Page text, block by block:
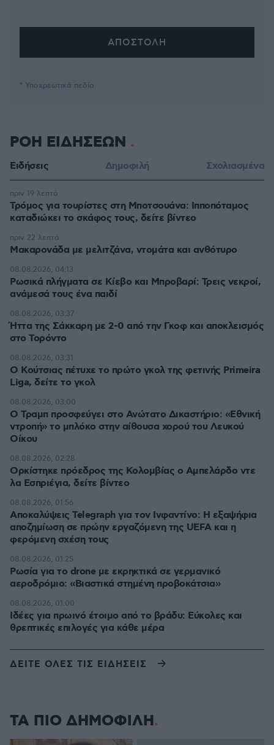
* Υποχρεωτικά πεδία
ΡΟΗ ΕΙΔΗΣΕΩΝ
Ειδήσεις Δημοφιλή Σχολιασμένα
Τρόμος για τουρίστες στη Μποτσουάνα: Ιπποπόταμος
καταδιώκει το σκάφος τους, δείτε βίντεο
πριν 19 λεπτά
Μακαρονάδα με μελιτζάνα, ντομάτα και ανθότυρο
πριν 22 λεπτά
Ρωσικά πλήγματα σε Κίεβο και Μπροβαρί: Τρεις νεκροί,
ανάμεσά τους ένα παιδί
08.08.2026, 04:13
Ήττα της Σάκκαρη με 2-0 από την Γκοφ και αποκλεισμός
στο Τορόντο
08.08.2026, 03:37
Ο Κούτσιας πέτυχε το πρώτο γκολ της φετινής Primeira
Liga, δείτε το γκολ
08.08.2026, 03:31
Ο Τραμπ προσφεύγει στο Ανώτατο Δικαστήριο: «Εθνική
ντροπή» το μπλόκο στην αίθουσα χορού του Λευκού
Οίκου
08.08.2026, 03:00
Ορκίστηκε πρόεδρος της Κολομβίας ο Αμπελάρδο ντε
λα Εσπριέγια, δείτε βίντεο
08.08.2026, 02:28
Αποκαλύψεις Telegraph για τον Ινφαντίνο: Η εξαψήφια
αποζημίωση σε πρώην εργαζόμενη της UEFA και η
φερόμενη σχέση τους
08.08.2026, 01:56
Ρωσία για το drone με εκρηκτικά σε γερμανικό
αεροδρόμιο: «Βιαστικά στημένη προβοκάτσια»
08.08.2026, 01:25
Ιδέες για πρωινό έτοιμο από το βράδυ: Εύκολες και
θρεπτικές επιλογές για κάθε μέρα
08.08.2026, 01:00
ΔΕΙΤΕ ΟΛΕΣ ΤΙΣ ΕΙΔΗΣΕΙΣ
ΤΑ ΠΙΟ ΔΗΜΟΦΙΛΗ